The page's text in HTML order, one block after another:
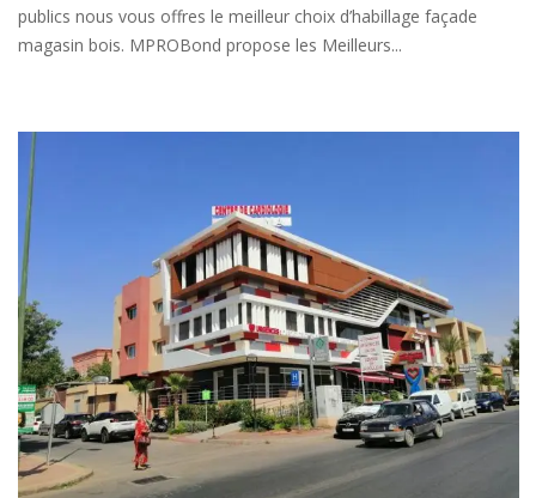
publics nous vous offres le meilleur choix d’habillage façade
magasin bois. MPROBond propose les Meilleurs...